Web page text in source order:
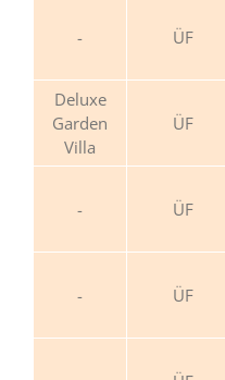
ÜF
Deluxe
Garden
Villa
ÜF
ÜF
ÜF